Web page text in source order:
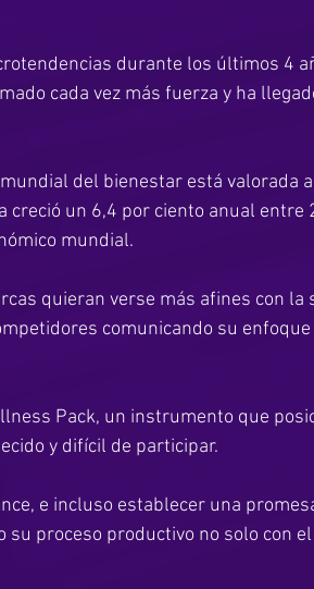
durante los últimos 4
cada vez más fuerza y ha
del bienestar está valorada
un 6,4 por ciento anual entre
mundial.
quieran verse más afines con la
comunicando su
Pack, un instrumento que
y difícil de participar.
e incluso establecer una
proceso productivo no solo con